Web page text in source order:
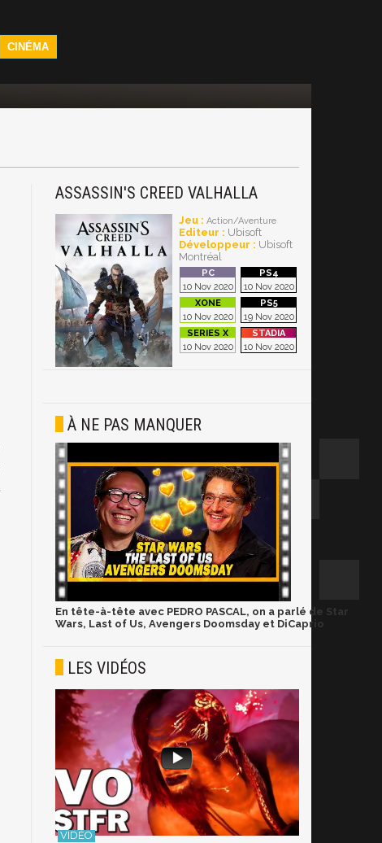
CINÉMA
ASSASSIN'S CREED VALHALLA
Jeu : Action/Aventure
Editeur : Ubisoft
Développeur : Ubisoft
Montréal
10 Nov 2020 10 Nov 2020
10 Nov 2020 19 Nov 2020
10 Nov 2020 10 Nov 2020
À NE PAS MANQUER
En tête-à-tête avec PEDRO PASCAL, on a parlé de Star
Wars, Last of Us, Avengers Doomsday et DiCaprio
LES VIDÉOS